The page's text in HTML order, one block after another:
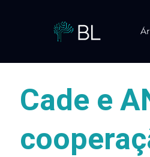
o
Cade e